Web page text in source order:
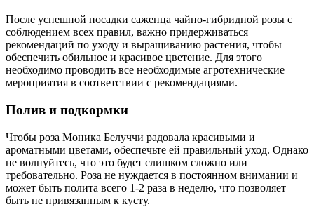
После успешной посадки саженца чайно-гибридной розы с
соблюдением всех правил, важно придерживаться
рекомендаций по уходу и выращиванию растения, чтобы
обеспечить обильное и красивое цветение. Для этого
необходимо проводить все необходимые агротехнические
мероприятия в соответствии с рекомендациями.
Полив и подкормки
Чтобы роза Моника Белуччи радовала красивыми и
ароматными цветами, обеспечьте ей правильный уход. Однако
не волнуйтесь, что это будет слишком сложно или
требовательно. Роза не нуждается в постоянном внимании и
может быть полита всего 1-2 раза в неделю, что позволяет
быть не привязанным к кусту.